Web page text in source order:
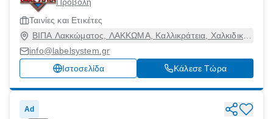
Ταινίες και Ετικέτες
ΒΙΠΑ Λακκώματος, ΛΑΚΚΩΜΑ, Καλλικράτεια, Χαλκιδική,
info@labelsystem.gr
Ιστοσελίδα
Κάλεσε Τώρα
Ad